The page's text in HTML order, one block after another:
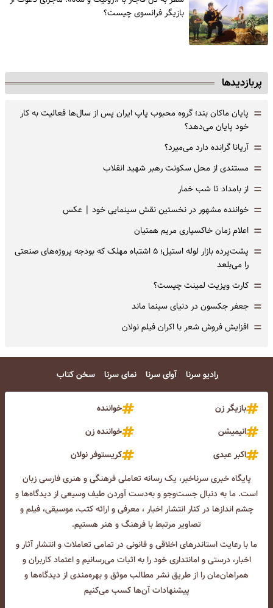
‌بازیگر فرانسوی چیست؟
پربازدیدها
= پایان ماکان بند؛ گروه محبوب پاپ ایران پس از سال‌ها فعالیت به کار
خود پایان می‌دهد؟
= آریانا گرانده دارد می‌میرد؟
= مستندی از محل سکونت رهبر شهید انقلاب
= از بامداد تا شب خمار
= خواننده مشهور در نخستین نقش سینمایی خود |‌ عکس
= اعلام زمان خاکسپاری مریم همتیان
=
پشت‌پرده بازار لوله استیل؛ ۵ اشتباه مهلک که بودجه پروژه‌های صنعتی
را می‌بلعد
= کارت ویزیت لمینت چیست؟
= جعفر جکسون در دنیای سینما ماند
= افزایش فروش شعر با اکران فیلم نولان
رادیو سرنا آوای سرنا نمای سرنا سخن کتاب
بازیگر زن
خواننده
انیمیشن
خواننده زن
اکبر عبدی
کریستوفر نولان
پایگاه خبری سرناخبر، یک رسانه تعاملی فرهنگی و هنری فارسی زبان
است. ما به دنبال جست‌و‌جو و به‌دست آوردن طیف وسیعی از دیدگاه‌ها و
چشم انداز‌ها در کنار انتشار اخبار ، معرفی و ارائه کتب، موسیقی، فیلم و
تصاویر مرتبط با فرهنگ و هنر هستیم.
ما با رعایت استاندرهای اخلاقی و قانونی در تمامی تعاملات و انتشار آثار و
اخبار، درستی و امانتداری خود را به اثبات می‌رسانیم و اعتماد کاربران و
همراهان‌مان را از طریق نشر مطالب موثق و بهره‌مندی از دیدگاه‌ها و
پیشنهادات آن‌ها کسب می‌کنیم